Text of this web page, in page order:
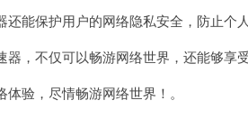
能保护用户的网络隐私安全，防止个人
，不仅可以畅游网络世界，还能够享受
验，尽情畅游网络世界！。